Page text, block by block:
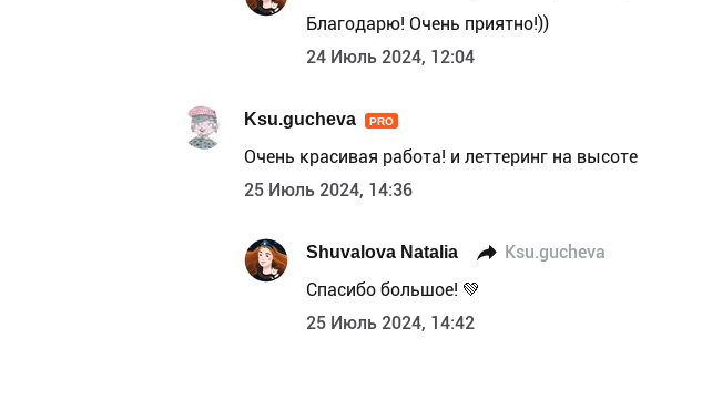
Благодарю! Очень приятно!))
24 Июль 2024, 12:04
Ksu.gucheva PRO
Очень красивая работа! и леттеринг на высоте
25 Июль 2024, 14:36
Shuvalova Natalia Ksu.gucheva
Спасибо большое! 💚
25 Июль 2024, 14:42